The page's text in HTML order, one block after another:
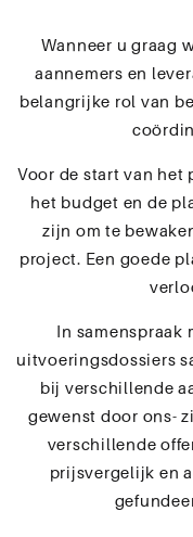
Wanneer u graag
aannemers en
belangrijke rol van
Voor de start van het
het budget en de
zijn om te
project. Een goede
In samenspraak
uitvoeringsdossiers
bij verschillende
gewenst door ons-
verschillende
prijsvergelijk en